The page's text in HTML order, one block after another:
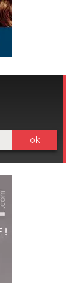
ok